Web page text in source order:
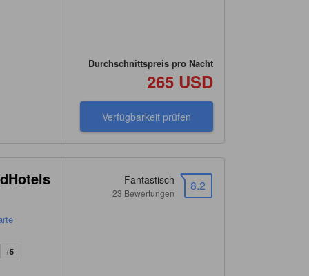
Durchschnittspreis pro Nacht
265 USD
Verfügbarkeit prüfen
+5
8.2
Fantastisch
23 Bewertungen